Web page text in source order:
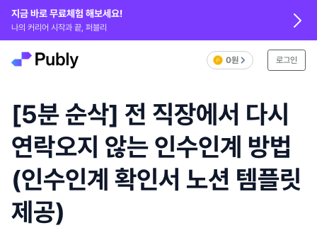
지금 바로 무료체험 해보세요!
나의 커리어 시작과 끝, 퍼블리
0원 로그인
[5분 순삭] 전 직장에서 다시
연락오지 않는 인수인계 방법
(인수인계 확인서 노션 템플릿
제공)